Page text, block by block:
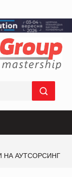
НА АУТСОРСИНГ